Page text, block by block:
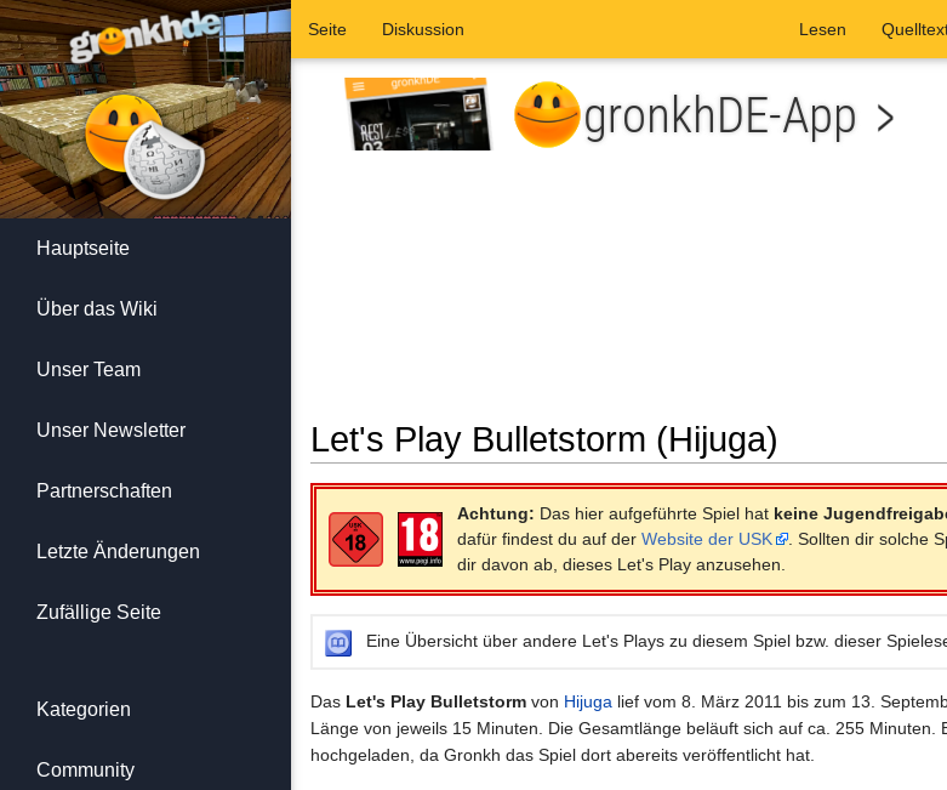
Let's Play Bulletstorm (Hijuga)
Achtung: Das hier aufgeführte Spiel hat keine
dafür findest du auf der Website der USK
. Sollten dir solche
dir davon ab, dieses Let's Play anzusehen.
Eine Übersicht über andere Let's Plays zu diesem Spiel bzw. dieser
Das Let's Play Bulletstorm von Hijuga lief vom 8. März 2011 bis zum 13.
Länge von jeweils 15 Minuten. Die Gesamtlänge beläuft sich auf ca. 255 Minuten.
hochgeladen, da Gronkh das Spiel dort abereits veröffentlicht hat.
Seite Diskussion Lesen
Hauptseite
Über das Wiki
Unser Team
Unser Newsletter
Partnerschaften
Letzte Änderungen
Zufällige Seite
Kategorien
Community